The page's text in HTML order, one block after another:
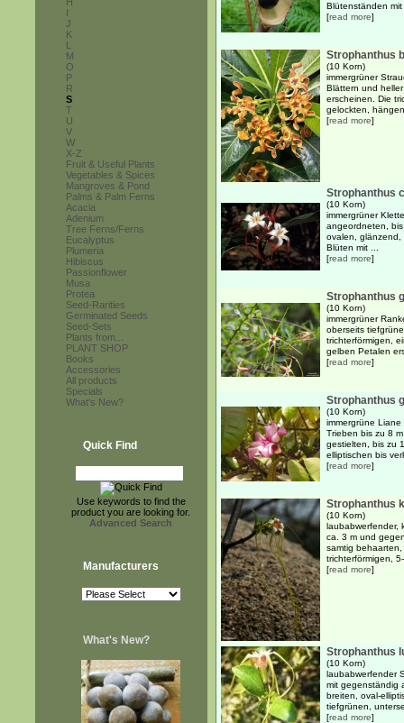
I
J
K
L
M
O
P
R
S
T
U
V
W
X-Z
Fruit & Useful Plants
Vegetables & Spices
Mangroves & Pond
Palms & Palm Ferns
Acacia
Adenium
Tree Ferns/Ferns
Eucalyptus
Plumeria
Hibiscus
Passionflower
Musa
Protea
Seed-Rarities
Germinated Seeds
Seed-Sets
Plants from...
PLANT SHOP
Books
Accessories
All products
Specials
What's New?
Quick Find
Use keywords to find the
product you are looking for.
Advanced Search
Manufacturers
What's New?
Blütenständen
[read more]
Strophanthus
(10 Korn)
immergrüner
Blättern und
erscheinen. Die
gelockten,
[read more]
Strophanthus
(10 Korn)
immergrüner
angeordneten,
ovalen, glänzend,
Blüten mit ...
[read more]
Strophanthus
(10 Korn)
immergrüner
oberseits
trichterförmigen,
gelben Petalen
[read more]
Strophanthus
(10 Korn)
immergrüne
Trieben bis zu 8
gestielten, bis zu
elliptischen bis
[read more]
Strophanthus
(10 Korn)
laubabwerfender,
ca. 3 m und
samtig
trichterförmigen,
[read more]
Strophanthus
(10 Korn)
laubabwerfender
mit gegenständig
breiten, oval-
tiefgrünen,
[read more]